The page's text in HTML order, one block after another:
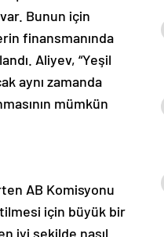
Bunun için
finansmanında
Aliyev, “Yeşil
aynı zamanda
mümkün
AB Komisyonu
için büyük bir
iyi şekilde nasıl